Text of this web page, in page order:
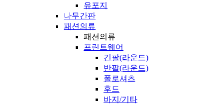
유포지
나무간판
패션의류
패션의류
프린트웨어
긴팔(라운드)
반팔(라운드)
폴로셔츠
후드
바지/기타